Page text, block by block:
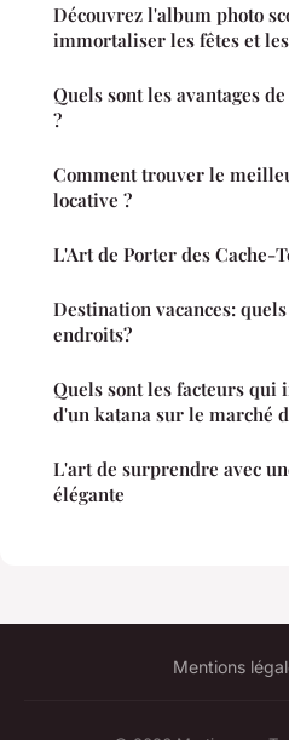
Découvrez l'album photo
immortaliser les fêtes et
Quels sont les avantages
?
Comment trouver le
locative ?
L'Art de Porter des Cache-
Destination vacances:
endroits?
Quels sont les facteurs qui
d'un katana sur le marché
L'art de surprendre avec
élégante
Mentions